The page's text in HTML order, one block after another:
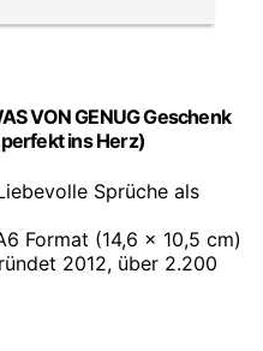
VON GENUG Geschenk
ins Herz)
Sprüche als
Format (14,6 x 10,5 cm)
2012, über 2.200